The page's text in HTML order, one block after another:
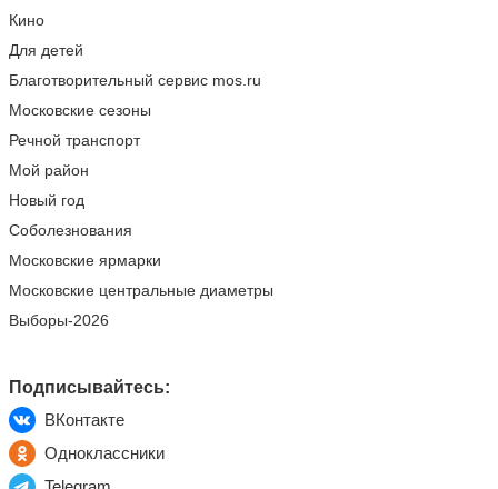
Кино
Для детей
Благотворительный сервис mos.ru
Московские сезоны
Речной транспорт
Мой район
Новый год
Соболезнования
Московские ярмарки
Московские центральные диаметры
Выборы-2026
Подписывайтесь:
ВКонтакте
Одноклассники